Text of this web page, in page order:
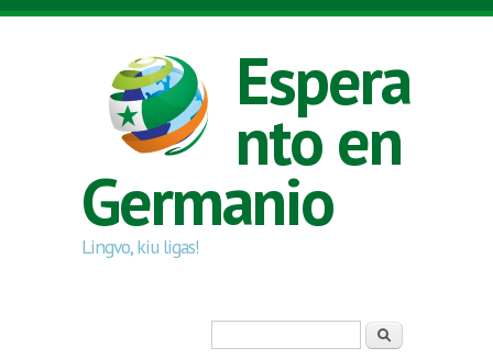
Skip to main content
Espera
nto en
Germanio
Lingvo, kiu ligas!